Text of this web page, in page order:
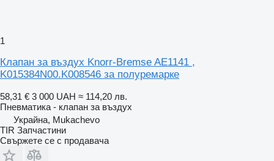
1
Клапан за въздух Knorr-Bremse AE1141 ,
K015384N00.K008546 за полуремарке
58,31 € 3 000 UAH ≈ 114,20 лв.
Пневматика - клапан за въздух
Украйна, Mukachevo
TIR Запчастини
Свържете се с продавача